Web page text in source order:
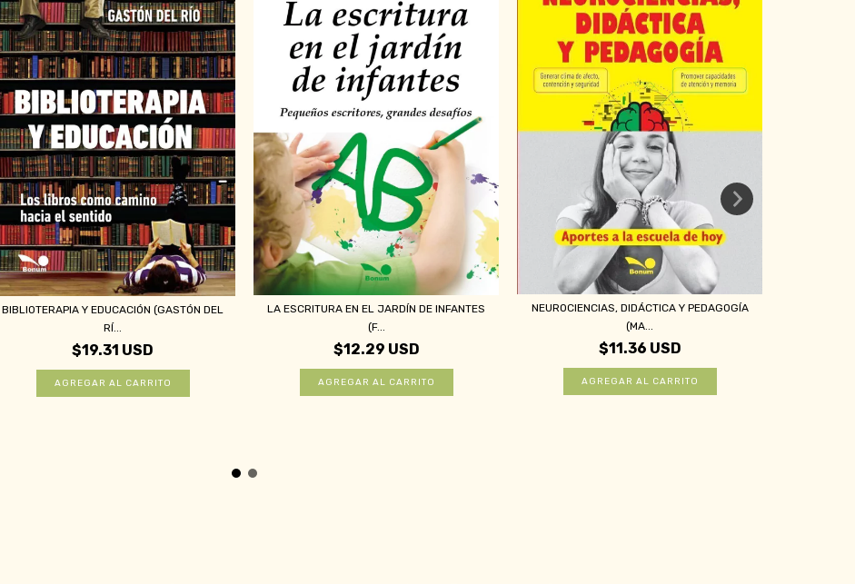
BIBLIOTERAPIA Y EDUCACIÓN (GASTÓN DEL
RÍ...
$19.31 USD
LA ESCRITURA EN EL JARDÍN DE INFANTES
(F...
$12.29 USD
NEUROCIENCIAS, DIDÁCTICA Y PEDAGOGÍA
(MA...
$11.36 USD